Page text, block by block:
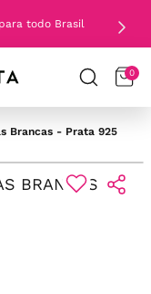
todo Brasil
0
Brancas - Prata 925
BRANCAS -